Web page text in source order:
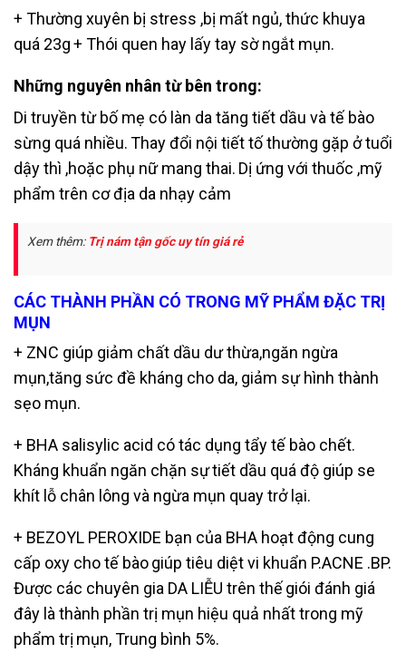
+ Thường xuyên bị stress ,bị mất ngủ, thức khuya
quá 23g+ Thói quen hay lấy tay sờ ngắt mụn.
Những nguyên nhân từ bên trong:
Di truyền từ bố mẹ có làn da tăng tiết dầu và tế bào
sừng quá nhiều.Thay đổi nội tiết tố thường gặp ở tuổi
dậy thì ,hoặc phụ nữ mang thai. Dị ứng với thuốc ,mỹ
phẩm trên cơ địa da nhạy cảm
Xem thêm: Trị nám tận gốc uy tín giá rẻ
CÁC THÀNH PHẦN CÓ TRONG MỸ PHẨM ĐẶC TRỊ
MỤN
+ ZNC giúp giảm chất dầu dư thừa,ngăn ngừa
mụn,tăng sức đề kháng cho da, giảm sự hình thành
sẹo mụn.
+ BHA salisylic acid có tác dụng tẩy tế bào chết.
Kháng khuẩn ngăn chặn sựtiết dầu quá độ giúp se
khít lỗ chân lông và ngừa mụn quay trở lại.
+ BEZOYL PEROXIDE bạn của BHA hoạt động cung
cấp oxy cho tế bàogiúp tiêu diệt vi khuẩn P.ACNE .BP.
Được các chuyên gia DA LIỄU trên thếgiói đánh giá
đây là thành phần trị mụn hiệu quả nhất trong mỹ
phẩm trị mụn, Trung bình 5%.